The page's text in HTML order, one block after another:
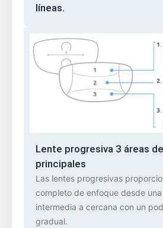
líneas.
Lente progresiva 3 áreas
principales
Las lentes progresivas
completo de enfoque desde
intermedia a cercana con un
gradual.